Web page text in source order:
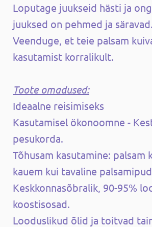
Loputage juukseid hästi ja
juuksed on pehmed ja säravad.
Veenduge, et teie palsam
kasutamist korralikult.
Toote omadused:
Ideaalne reisimiseks
Kasutamisel ökonoomne -
pesukorda.
Tõhusam kasutamine: palsam
kauem kui tavaline
Keskkonnasõbralik, 90-95%
koostisosad.
Looduslikud õlid ja toitvad